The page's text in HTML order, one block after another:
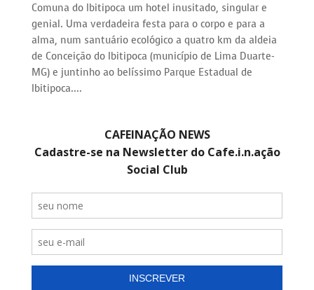
Comuna do Ibitipoca um hotel inusitado, singular e
genial. Uma verdadeira festa para o corpo e para a
alma, num santuário ecológico a quatro km da aldeia
de Conceição do Ibitipoca (município de Lima Duarte-
MG) e juntinho ao belíssimo Parque Estadual de
Ibitipoca....